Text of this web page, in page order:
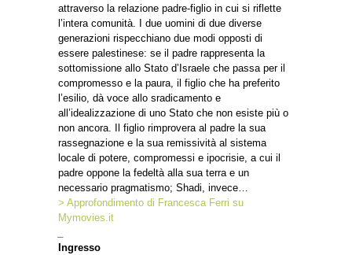
attraverso la relazione padre-figlio in cui si riflette
l’intera comunità. I due uomini di due diverse
generazioni rispecchiano due modi opposti di
essere palestinese: se il padre rappresenta la
sottomissione allo Stato d’Israele che passa per il
compromesso e la paura, il figlio che ha preferito
l’esilio, dà voce allo sradicamento e
all’idealizzazione di uno Stato che non esiste più o
non ancora. Il figlio rimprovera al padre la sua
rassegnazione e la sua remissività al sistema
locale di potere, compromessi e ipocrisie, a cui il
padre oppone la fedeltà alla sua terra e un
necessario pragmatismo; Shadi, invece…
> Approfondimento di Francesca Ferri su
Mymovies.it
Ingresso